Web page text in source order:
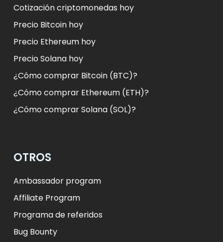
Cotización criptomonedas hoy
Precio Bitcoin hoy
Precio Ethereum hoy
Precio Solana hoy
¿Cómo comprar Bitcoin (BTC)?
¿Cómo comprar Ethereum (ETH)?
¿Cómo comprar Solana (SOL)?
OTROS
Ambassador program
Affiliate Program
Programa de referidos
Bug Bounty